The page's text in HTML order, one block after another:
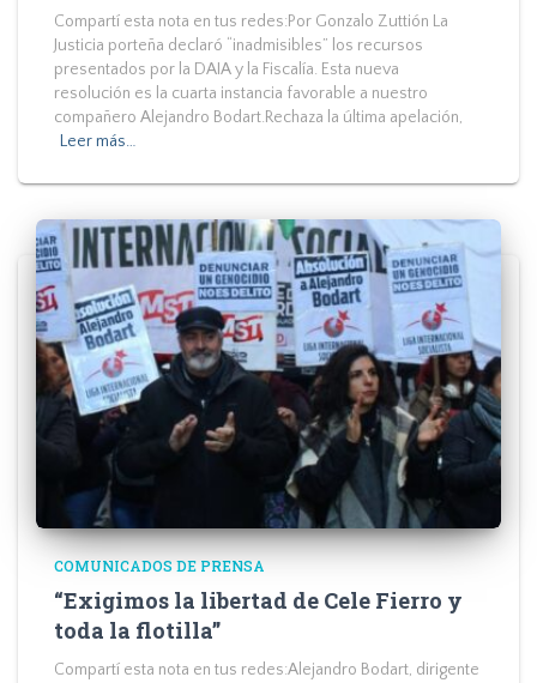
Compartí esta nota en tus redes:Por Gonzalo Zuttión La
Justicia porteña declaró “inadmisibles” los recursos
presentados por la DAIA y la Fiscalía. Esta nueva
resolución es la cuarta instancia favorable a nuestro
compañero Alejandro Bodart.Rechaza la última apelación,
Leer más…
COMUNICADOS DE PRENSA
“Exigimos la libertad de Cele Fierro y
toda la flotilla”
Compartí esta nota en tus redes:Alejandro Bodart, dirigente